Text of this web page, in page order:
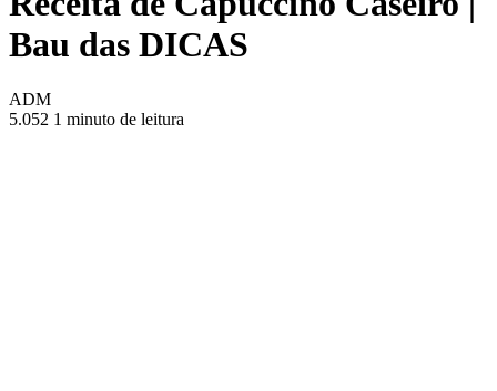
Bau das DICAS
ADM
5.052 1 minuto de leitura